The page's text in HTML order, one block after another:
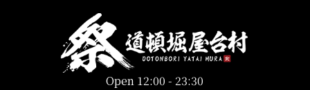
Open 12:00 - 23:30